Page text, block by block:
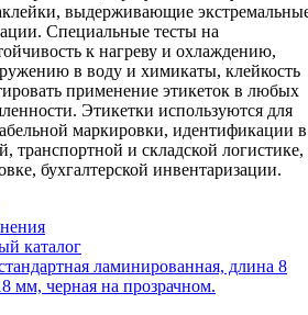
выдерживающие
Специальные тесты на
к нагреву и охлаждению,
в воду и химикаты, клейкость
применение этикеток в любых
Этикетки используются для
маркировки, идентификации в
транспортной и складской логистике,
бухгалтерской инвентаризации.
каталог